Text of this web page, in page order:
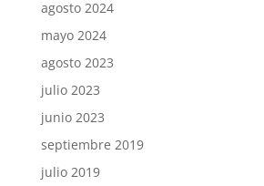
agosto 2024
mayo 2024
agosto 2023
julio 2023
junio 2023
septiembre 2019
julio 2019